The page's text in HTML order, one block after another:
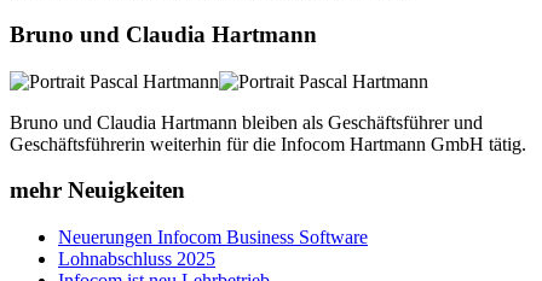
Bruno und Claudia Hartmann
Bruno und Claudia Hartmann bleiben als Geschäftsführer und
Geschäftsführerin weiterhin für die Infocom Hartmann GmbH tätig.
mehr Neuigkeiten
Neuerungen Infocom Business Software
Lohnabschluss 2025